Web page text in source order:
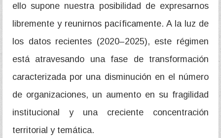
ello supone nuestra posibilidad de expresarnos
libremente y reunirnos pacíficamente. A la luz de
los datos recientes (2020–2025), este régimen
está atravesando una fase de transformación
caracterizada por una disminución en el número
de organizaciones, un aumento en su fragilidad
institucional y una creciente concentración
territorial y temática.